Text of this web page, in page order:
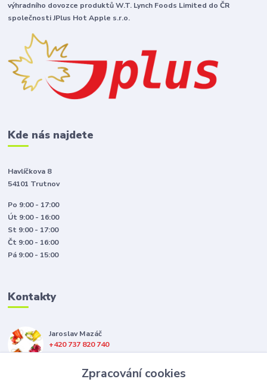
výhradního dovozce produktů W.T. Lynch Foods Limited do ČR
společnosti JPlus Hot Apple s.r.o.
Kde nás najdete
Havlíčkova 8
54101 Trutnov
Po 9:00 - 17:00
Út 9:00 - 16:00
St 9:00 - 17:00
Čt 9:00 - 16:00
Pá 9:00 - 15:00
Kontakty
Jaroslav Mazáč
+420 737 820 740
(Po-Pá, 8-16 hod.)
jsme@hotappleshop.czZpracování cookies